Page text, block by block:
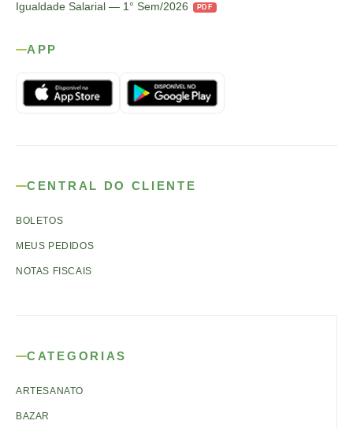
Igualdade Salarial — 1° Sem/2026
PDF
APP
CENTRAL DO CLIENTE
BOLETOS
MEUS PEDIDOS
NOTAS FISCAIS
CATEGORIAS
ARTESANATO
BAZAR